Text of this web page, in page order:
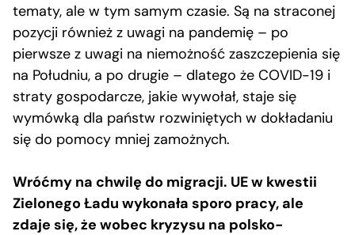
tematy, ale w tym samym czasie. Są na straconej
pozycji również z uwagi na pandemię – po
pierwsze z uwagi na niemożność zaszczepienia się
na Południu, a po drugie – dlatego że COVID-19 i
straty gospodarcze, jakie wywołał, staje się
wymówką dla państw rozwiniętych w dokładaniu
się do pomocy mniej zamożnych.
Wróćmy na chwilę do migracji. UE w kwestii
Zielonego Ładu wykonała sporo pracy, ale
zdaje się, że wobec kryzysu na polsko-